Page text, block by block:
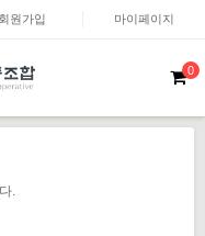
회원가입 마이페이지
0
.